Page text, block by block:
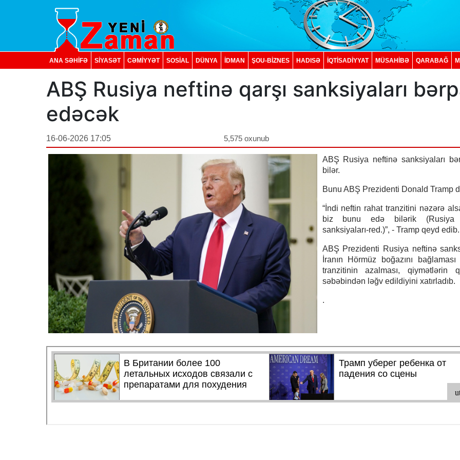
ANA SƏHİFƏ SİYASƏT CƏMİYYƏT SOSIAL DÜNYA İDMAN ŞOU-BİZNES HADISƏ İQTISADIYYAT MÜSAHİBƏ QARABAĞ
ABŞ Rusiya neftinə qarşı sanksiyaları
edəcək
16-06-2026 17:05 5,575 oxunub
ABŞ Rusiya neftinə sanksiyaları
bilər.
Bunu ABŞ Prezidenti Donald Tramp
“İndi neftin rahat tranzitini nəzərə
biz bunu edə bilərik (Rusiya
sanksiyaları-red.)”, - Tramp qeyd edib.
ABŞ Prezidenti Rusiya neftinə
İranın Hörmüz boğazını
tranzitinin azalması, qiymətlərin
səbəbindən ləğv edildiyini xatırladıb.
.